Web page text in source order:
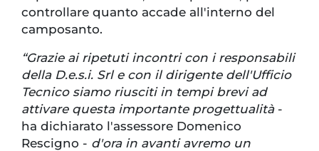
controllare quanto accade all'interno del
camposanto.
“Grazie ai ripetuti incontri con i responsabili
della D.e.s.i. Srl e con il dirigente dell'Ufficio
Tecnico siamo riusciti in tempi brevi ad
attivare questa importante progettualità -
ha dichiarato l'assessore Domenico
Rescigno - d'ora in avanti avremo un